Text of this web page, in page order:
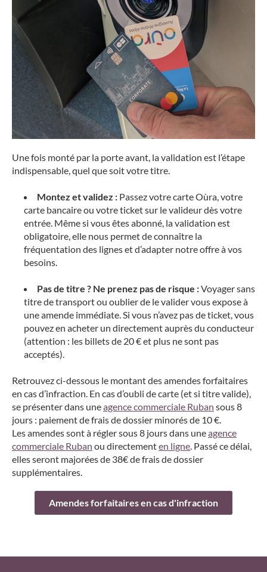
Une fois monté par la porte avant, la validation est l’étape
indispensable, quel que soit votre titre.
Montez et validez : Passez votre carte Oùra, votre
carte bancaire ou votre ticket sur le valideur dès votre
entrée. Même si vous êtes abonné, la validation est
obligatoire, elle nous permet de connaître la
fréquentation des lignes et d’adapter notre offre à vos
besoins.
Pas de titre ? Ne prenez pas de risque :Voyager sans
titre de transport ou oublier de le valider vous expose à
une amende immédiate. Si vous n’avez pas de ticket, vous
pouvez en acheter un directement auprès du conducteur
(attention : les billets de 20 € et plus ne sont pas
acceptés).
Retrouvez ci-dessous le montant des amendes forfaitaires
en cas d’infraction. En cas d’oubli de carte (et si titre valide),
se présenter dans uneagence commerciale Ruban sous 8
jours : paiement de frais de dossier minorés de 10 €.
Les amendes sont à régler sous 8 jours dans uneagence
commerciale Ruban ou directementen ligne. Passé ce délai,
elles seront majorées de 38€ de frais de dossier
supplémentaires.
Amendes forfaitaires en cas d'infraction